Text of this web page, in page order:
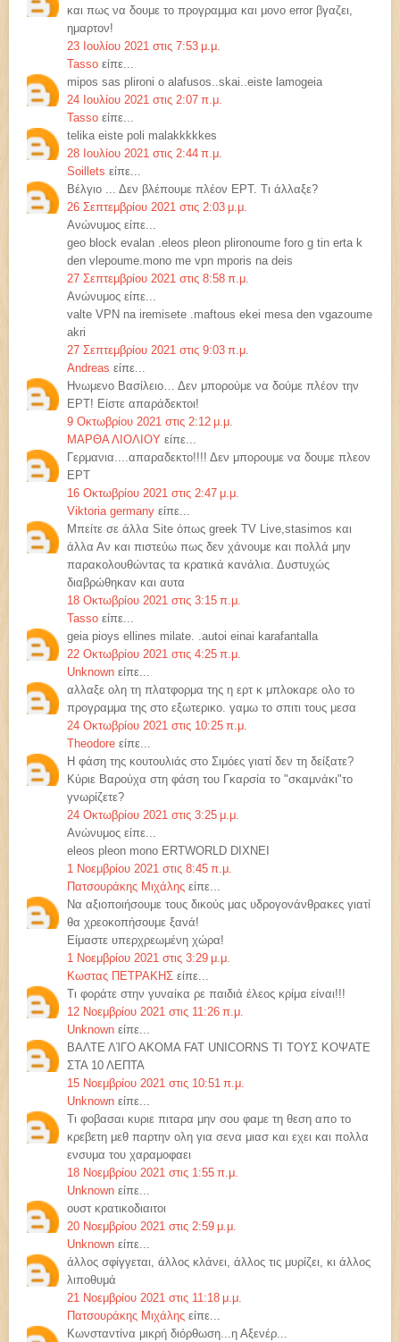
και πως να δουμε το προγραμμα και μονο error βγαζει,
ημαρτον!
23 Ιουλίου 2021 στις 7:53 μ.μ.
Tasso είπε...
mipos sas plironi o alafusos..skai..eiste lamogeia
24 Ιουλίου 2021 στις 2:07 π.μ.
Tasso είπε...
telika eiste poli malakkkkkes
28 Ιουλίου 2021 στις 2:44 π.μ.
Soillets είπε...
Βέλγιο ... Δεν βλέπουμε πλέον ΕΡΤ. Τι άλλαξε?
26 Σεπτεμβρίου 2021 στις 2:03 μ.μ.
Ανώνυμος είπε...
geo block evalan .eleos pleon plironoume foro g tin erta k
den vlepoume.mono me vpn mporis na deis
27 Σεπτεμβρίου 2021 στις 8:58 π.μ.
Ανώνυμος είπε...
valte VPN na iremisete .maftous ekei mesa den vgazoume
akri
27 Σεπτεμβρίου 2021 στις 9:03 π.μ.
Andreas είπε...
Ηνωμενο Βασίλειο… Δεν μπορούμε να δούμε πλέον την
ΕΡΤ! Είστε απαράδεκτοι!
9 Οκτωβρίου 2021 στις 2:12 μ.μ.
ΜΑΡΘΑ ΛΙΟΛΙΟΥ είπε...
Γερμανια....απαραδεκτο!!!! Δεν μπορουμε να δουμε πλεον
ΕΡΤ
16 Οκτωβρίου 2021 στις 2:47 μ.μ.
Viktoria germany είπε...
Μπείτε σε άλλα Site όπως greek TV Live,stasimos και
άλλα Αν και πιστεύω πως δεν χάνουμε και πολλά μην
παρακολουθώντας τα κρατικά κανάλια. Δυστυχώς
διαβρώθηκαν και αυτα
18 Οκτωβρίου 2021 στις 3:15 π.μ.
Tasso είπε...
geia pioys ellines milate. .autoi einai karafantalla
22 Οκτωβρίου 2021 στις 4:25 π.μ.
Unknown είπε...
αλλαξε ολη τη πλατφορμα της η ερτ κ μπλοκαρε ολο το
προγραμμα της στο εξωτερικο. γαμω το σπιτι τους μεσα
24 Οκτωβρίου 2021 στις 10:25 π.μ.
Theodore είπε...
Η φάση της κουτουλιάς στο Σιμόες γιατί δεν τη δείξατε?
Κύριε Βαρούχα στη φάση του Γκαρσία το "σκαμνάκι"το
γνωρίζετε?
24 Οκτωβρίου 2021 στις 3:25 μ.μ.
Ανώνυμος είπε...
eleos pleon mono ERTWORLD DIXNEI
1 Νοεμβρίου 2021 στις 8:45 π.μ.
Πατσουράκης Μιχάλης είπε...
Να αξιοποιήσουμε τους δικούς μας υδρογονάνθρακες γιατί
θα χρεοκοπήσουμε ξανά!
Είμαστε υπερχρεωμένη χώρα!
1 Νοεμβρίου 2021 στις 3:29 μ.μ.
Κωστας ΠΕΤΡΑΚΗΣ είπε...
Τι φοράτε στην γυναίκα ρε παιδιά έλεος κρίμα είναι!!!
12 Νοεμβρίου 2021 στις 11:26 π.μ.
Unknown είπε...
ΒΑΛΤΕ ΛΊΓΟ ΑΚΟΜΑ FAT UNICORNS ΤΙ ΤΟΥΣ ΚΟΨΑΤΕ
ΣΤΑ 10 ΛΕΠΤΑ
15 Νοεμβρίου 2021 στις 10:51 π.μ.
Unknown είπε...
Τι φοβασαι κυριε πιταρα μην σου φαμε τη θεση απο το
κρεβετη μεθ παρτην ολη για σενα μιασ και εχει και πολλα
ενσυμα του χαραμοφαει
18 Νοεμβρίου 2021 στις 1:55 π.μ.
Unknown είπε...
ουστ κρατικοδιαιτοι
20 Νοεμβρίου 2021 στις 2:59 μ.μ.
Unknown είπε...
άλλος σφίγγεται, άλλος κλάνει, άλλος τις μυρίζει, κι άλλος
λιποθυμά
21 Νοεμβρίου 2021 στις 11:18 μ.μ.
Πατσουράκης Μιχάλης είπε...
Κωνσταντίνα μικρή διόρθωση...η Αξενέρ...